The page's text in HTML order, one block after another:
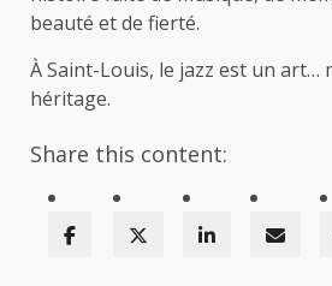
beauté et de fierté.
À Saint-Louis, le jazz est un art…
héritage.
Share this content: